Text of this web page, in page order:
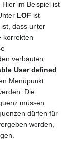
im Beispiel ist
LOF ist
dass unter
korrekten
verbauten
User defined
Menüpunkt
Die
müssen
dürfen für
werden,